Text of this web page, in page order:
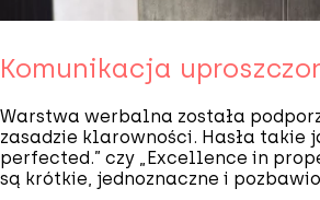
Komunikacja
Warstwa werbalna została
zasadzie klarowności. Hasła takie
perfected.” czy „Excellence in
są krótkie, jednoznaczne i